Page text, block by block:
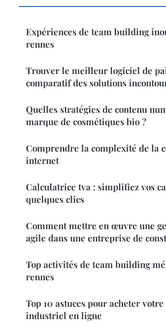
Expériences de team building
rennes
Trouver le meilleur logiciel de
comparatif des solutions
Quelles stratégies de contenu
marque de cosmétiques bio ?
Comprendre la complexité de la
internet
Calculatrice tva : simplifiez vos
quelques clics
Comment mettre en œuvre une
agile dans une entreprise de
Top activités de team building
rennes
Top 10 astuces pour acheter
industriel en ligne